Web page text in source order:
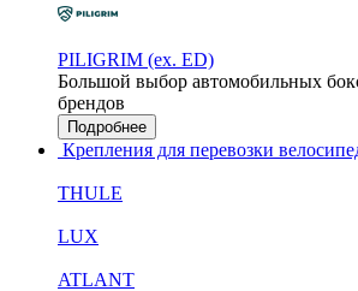
PILIGRIM (ex. ED)
Большой выбор автомобильных
брендов
Подробнее
Крепления для перевозки
THULE
LUX
ATLANT